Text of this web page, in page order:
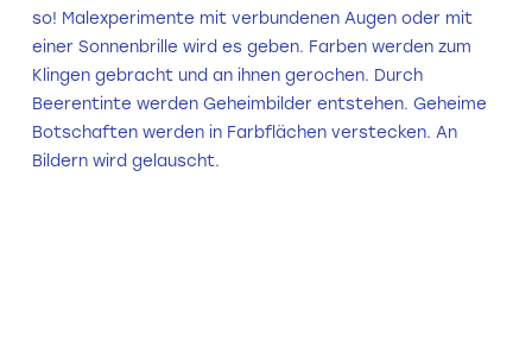
so! Malexperimente mit verbundenen Augen oder mit
einer Sonnenbrille wird es geben. Farben werden zum
Klingen gebracht und an ihnen gerochen. Durch
Beerentinte werden Geheimbilder entstehen. Geheime
Botschaften werden in Farbflächen verstecken. An
Bildern wird gelauscht.